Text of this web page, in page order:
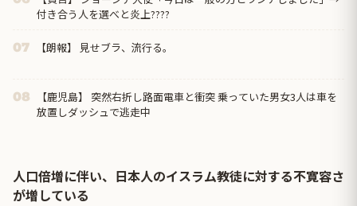
付き合う人を選べと炎上????
07 【朗報】 見せブラ、流行る。
08
【鹿児島】 突然右折し路面電車と衝突 乗っていた男女3人は車を
放置しダッシュで逃走中
人口倍増に伴い、日本人のイスラム教徒に対する不寛容さ
が増している